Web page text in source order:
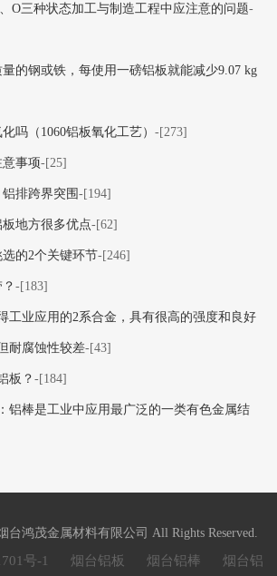
O三种状态加工与制造工程中应注意的问题-
的钢或铁，每使用一磅铝板就能减少9.07 kg
吗（1060铝板氧化工艺） -[273]
事项-[25]
排跨界突围-[194]
地方很多优点-[62]
的2个关键环节-[246]
-[183]
工业应用的2系合金，具有很高的强度和良好
耐腐蚀性较差-[43]
板？-[184]
铝棒是工业中应用最广泛的一类有色金属结
台鸿茂金属材料有限公司 All Rights Reserved.
号-1 烟台铝板 烟台铝棒 烟台铝